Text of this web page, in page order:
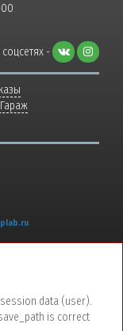
-
Гараж
data (user).
is correct